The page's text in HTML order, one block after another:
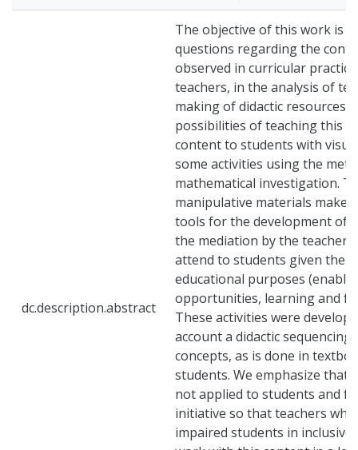
dc.description.abstract
The objective of this work is
questions regarding the
observed in curricular
teachers, in the analysis of
making of didactic resources
possibilities of teaching this
content to students with
some activities using the
mathematical investigation.
manipulative materials makes
tools for the development of
the mediation by the teacher,
attend to students given their
educational purposes
opportunities, learning and
These activities were
account a didactic sequencing
concepts, as is done in
students. We emphasize that
not applied to students and
initiative so that teachers
impaired students in inclusive